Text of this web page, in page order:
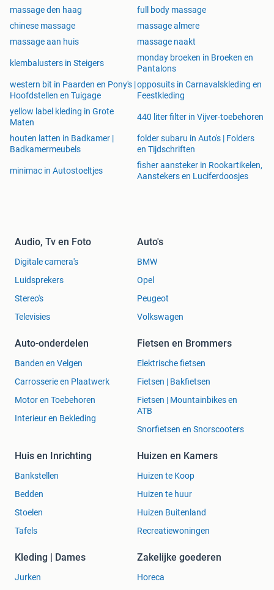
massage den haag
full body massage
chinese massage
massage almere
massage aan huis
massage naakt
klembalusters in Steigers
monday broeken in Broeken en
Pantalons
western bit in Paarden en Pony's |
Hoofdstellen en Tuigage
opposuits in Carnavalskleding en
Feestkleding
yellow label kleding in Grote
Maten
440 liter filter in Vijver-toebehoren
houten latten in Badkamer |
Badkamermeubels
folder subaru in Auto's | Folders
en Tijdschriften
minimac in Autostoeltjes
fisher aansteker in Rookartikelen,
Aanstekers en Luciferdoosjes
Audio, Tv en Foto
Digitale camera's
Luidsprekers
Stereo's
Televisies
Auto's
BMW
Opel
Peugeot
Volkswagen
Auto-onderdelen
Banden en Velgen
Carrosserie en Plaatwerk
Motor en Toebehoren
Interieur en Bekleding
Fietsen en Brommers
Elektrische fietsen
Fietsen | Bakfietsen
Fietsen | Mountainbikes en
ATB
Snorfietsen en Snorscooters
Huis en Inrichting
Bankstellen
Bedden
Stoelen
Tafels
Huizen en Kamers
Huizen te Koop
Huizen te huur
Huizen Buitenland
Recreatiewoningen
Kleding | Dames
Jurken
Zakelijke goederen
Horeca